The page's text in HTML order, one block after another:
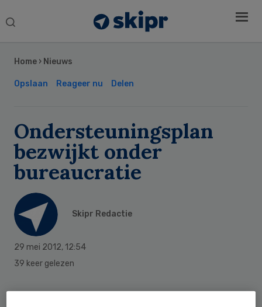
Search
Home › Nieuws
Opslaan Reageer nu Delen
Ondersteuningsplan
bezwijkt onder
bureaucratie
Skipr Redactie
29 mei 2012, 12:54
39 keer gelezen
Sidebar